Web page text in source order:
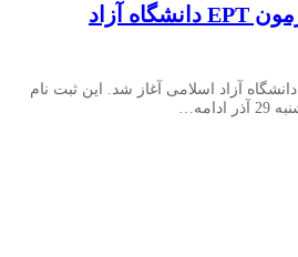
آغاز ثبت نام آزمون EPT دانشگاه آزاد
ثبت نام آزمون EPT دانشگاه آزاد اسلامی آغاز شد. این ثبت نام